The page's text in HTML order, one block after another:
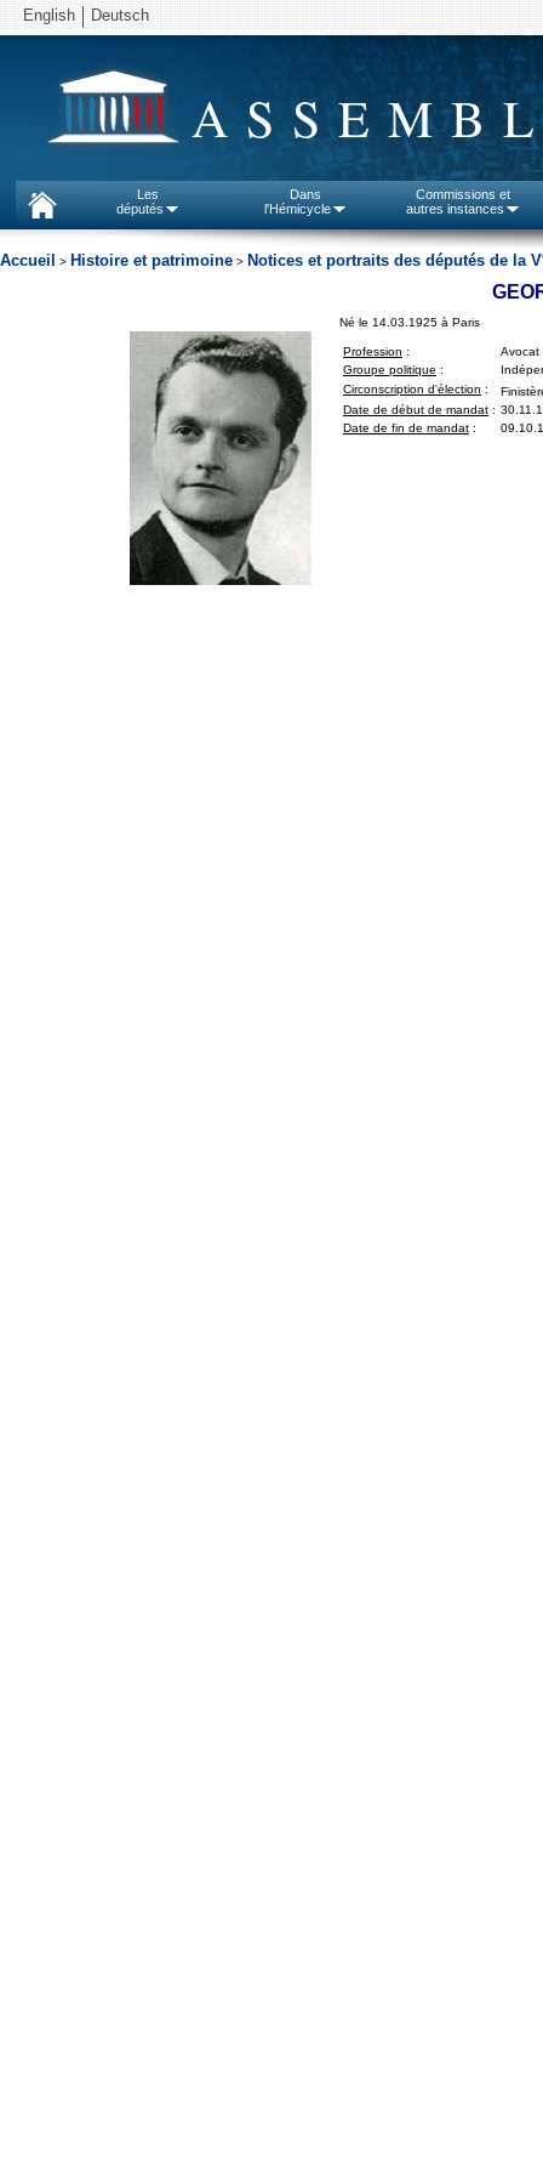
English Deutsch
Les
députés
Dans
l'Hémicycle
Commissions et
autres instances
Accueil > Histoire et patrimoine > Notices et portraits des députés de la V
Né le 14.03.1925 à Paris
Profession :
Avocat
Groupe politique :
Circonscription d'élection :
Date de début de mandat :
Date de fin de mandat :